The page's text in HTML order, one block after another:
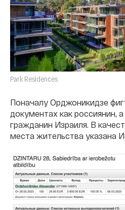
Park Residences
Поначалу Орджоникидзе
документах как россиянин,
гражданин Израиля. В
места жительства указана